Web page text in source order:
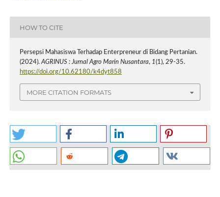
HOW TO CITE
Persepsi Mahasiswa Terhadap Enterpreneur di Bidang Pertanian.
(2024).AGRINUS : Jurnal Agro Marin Nusantara, 1(1), 29-35.
https://doi.org/10.62180/k4dyt858
MORE CITATION FORMATS